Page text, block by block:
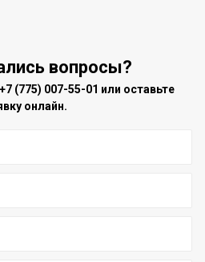
вопросы?
+7 (775) 007-55-01 или оставьте
онлайн.